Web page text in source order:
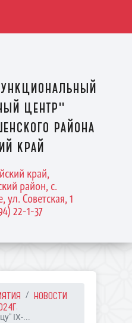
центр"
района
край
край,
район, с.
Советская, 1
22-1-37
НОВОСТИ
IX-...